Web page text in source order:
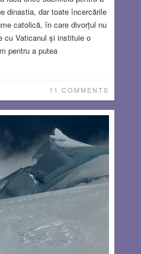
dinastia, dar toate încercările
catolică, în care divorțul nu
cu Vaticanul și instituie o
pentru a putea
11 COMMENTS